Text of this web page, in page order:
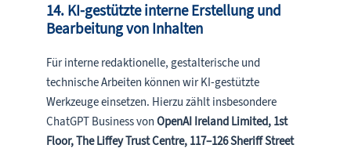
14. KI-gestützte interne Erstellung und
Bearbeitung von Inhalten
Für interne redaktionelle, gestalterische und
technische Arbeiten können wir KI-gestützte
Werkzeuge einsetzen. Hierzu zählt insbesondere
ChatGPT Business von OpenAI Ireland Limited, 1st
Floor, The Liffey Trust Centre, 117–126 Sheriff Street